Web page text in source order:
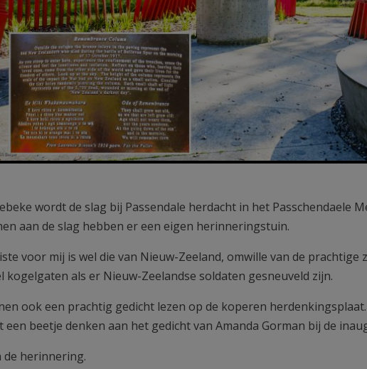
wordt de slag bij Passendale herdacht in het Passchendaele
aan de slag hebben er een eigen herinneringstuin.
voor mij is wel die van Nieuw-Zeeland, omwille van de prachtige
kogelgaten als er Nieuw-Zeelandse soldaten gesneuveld zijn.
ook een prachtig gedicht lezen op de koperen herdenkingsplaat.
een beetje denken aan het gedicht van Amanda Gorman bij de
de herinnering.